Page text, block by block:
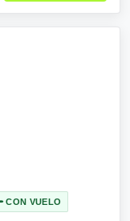
CON VUELO